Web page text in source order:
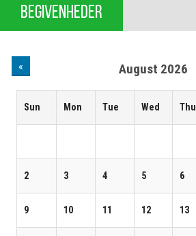
BEGIVENHEDER
« August 2026
Sun Mon Tue Wed Thu
2 3 4 5 6
9 10 11 12 13